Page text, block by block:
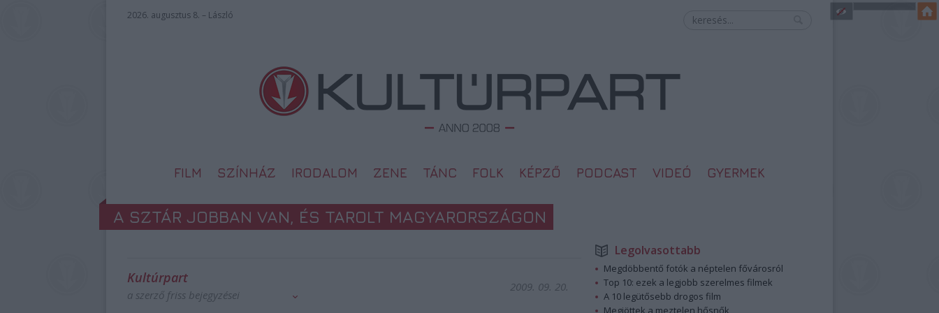
2026. augusztus 8. – László
FILM SZÍNHÁZ IRODALOM ZENE TÁNC FOLK KÉPZŐ PODCAST VIDEÓ GYERMEK
A SZTÁR JOBBAN VAN, ÉS TAROLT MAGYARORSZÁGON
Kultúrpart
a szerző friss bejegyzései
2009. 09. 20.
Legolvasottabb
Megdöbbentő fotók a néptelen fővárosról
Top 10: ezek a legjobb szerelmes filmek
A 10 legütősebb drogos film
Megjöttek a meztelen hősnők